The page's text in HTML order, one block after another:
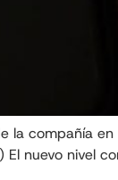
la compañía
nuevo nivel